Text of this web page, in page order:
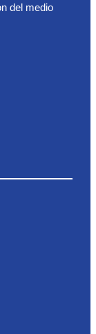
del medio